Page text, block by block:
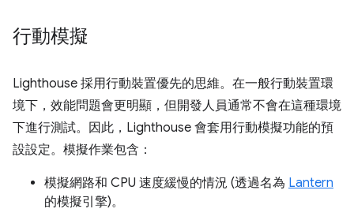
行動模擬
Lighthouse 採用行動裝置優先的思維。在一般行動裝置環
境下，效能問題會更明顯，但開發人員通常不會在這種環境
下進行測試。因此，Lighthouse 會套用行動模擬功能的預
設設定。模擬作業包含：
模擬網路和 CPU 速度緩慢的情況 (透過名為 Lantern
的模擬引擎)。